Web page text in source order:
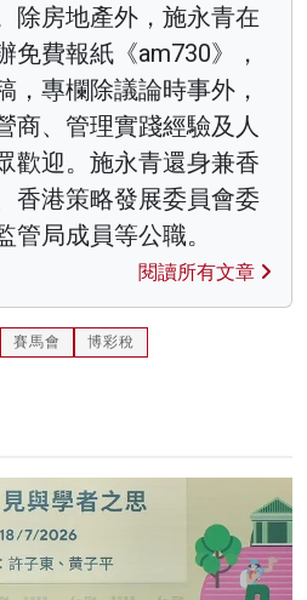
除房地產外，施永青在
免費報紙《am730》，
，專欄除議論時事外，
商、管理實踐經驗及人
歡迎。施永青還身兼香
香港策略發展委員會委
管局成員等公職。
閱讀所有文章
賽馬會 博彩稅